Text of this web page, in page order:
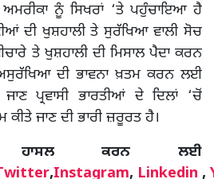
ਨੂੰ ਸਿਖਰਾਂ ‘ਤੇ ਪਹੁੰਚਾਇਆ ਹੈ
ਦੀ ਖੁਸ਼ਹਾਲੀ ਤੇ ਸੁਰੱਖਿਆ ਵਾਲੀ ਸੋਚ
ਤੇ ਖੁਸ਼ਹਾਲੀ ਦੀ ਮਿਸਾਲ ਪੈਦਾ ਕਰਨ
ਦੀ ਭਾਵਨਾ ਖ਼ਤਮ ਕਰਨ ਲਈ
ਪ੍ਰਵਾਸੀ ਭਾਰਤੀਆਂ ਦੇ ਦਿਲਾਂ ‘ਚੋਂ
ਕੀਤੇ ਜਾਣ ਦੀ ਭਾਰੀ ਜ਼ਰੂਰਤ ਹੈ।
ਕਰਨ ਲਈ
,Instagram, Linkedin ,